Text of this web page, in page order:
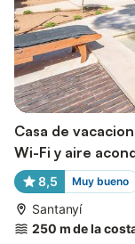
Casa de
Wi-Fi y aire
8,5 Muy bueno
Santanyí
250 m de la